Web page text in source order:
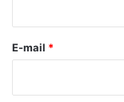
*
E-mail *